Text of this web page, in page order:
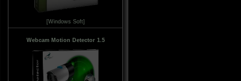
[Windows Soft]
Webcam Motion Detector 1.5